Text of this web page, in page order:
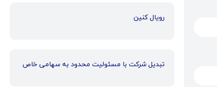
رویال کنین
تبدیل شرکت با مسئولیت محدود به سهامی خاص